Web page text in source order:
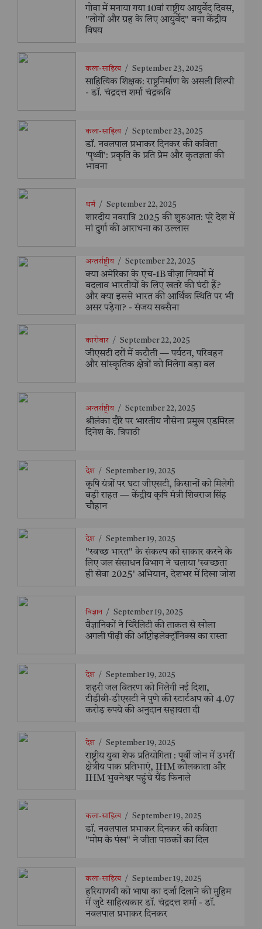
गोवा में मनाया गया 10वां राष्ट्रीय आयुर्वेद दिवस,
"लोगों और ग्रह के लिए आयुर्वेद" बना केंद्रीय
विषय
कला-साहित्य / September 23, 2025
साहित्यिक शिक्षक: राष्ट्रनिर्माण के असली शिल्पी
- डॉ. चंद्रदत्त शर्मा चंद्रकवि
कला-साहित्य / September 23, 2025
डॉ. नवलपाल प्रभाकर दिनकर की कविता
'पृथ्वी': प्रकृति के प्रति प्रेम और कृतज्ञता की
भावना
धर्म / September 22, 2025
शारदीय नवरात्रि 2025 की शुरुआत: पूरे देश में
मां दुर्गा की आराधना का उल्लास
अन्तर्राष्ट्रीय / September 22, 2025
क्या अमेरिका के एच-1B वीज़ा नियमों में
बदलाव भारतीयों के लिए खतरे की घंटी हैं?
और क्या इससे भारत की आर्थिक स्थिति पर भी
असर पड़ेगा? - संजय सक्सैना
कारोबार / September 22, 2025
जीएसटी दरों में कटौती — पर्यटन, परिवहन
और सांस्कृतिक क्षेत्रों को मिलेगा बड़ा बल
अन्तर्राष्ट्रीय / September 22, 2025
श्रीलंका दौरे पर भारतीय नौसेना प्रमुख एडमिरल
दिनेश के. त्रिपाठी
देश / September 19, 2025
कृषि यंत्रों पर घटा जीएसटी, किसानों को मिलेगी
बड़ी राहत — केंद्रीय कृषि मंत्री शिवराज सिंह
चौहान
देश / September 19, 2025
"स्वच्छ भारत" के संकल्प को साकार करने के
लिए जल संसाधन विभाग ने चलाया 'स्वच्छता
ही सेवा 2025' अभियान, देशभर में दिखा जोश
विज्ञान / September 19, 2025
वैज्ञानिकों ने चिरैलिटी की ताकत से खोला
अगली पीढ़ी की ऑप्टोइलेक्ट्रॉनिक्स का रास्ता
देश / September 19, 2025
शहरी जल वितरण को मिलेगी नई दिशा,
टीडीबी-डीएसटी ने पुणे की स्टार्टअप को 4.07
करोड़ रुपये की अनुदान सहायता दी
देश / September 19, 2025
राष्ट्रीय युवा शेफ प्रतियोगिता : पूर्वी जोन में उभरीं
क्षेत्रीय पाक प्रतिभाएं, IHM कोलकाता और
IHM भुवनेश्वर पहुंचे ग्रैंड फिनाले
कला-साहित्य / September 19, 2025
डॉ. नवलपाल प्रभाकर दिनकर की कविता
"मोम के पंख" ने जीता पाठकों का दिल
कला-साहित्य / September 19, 2025
हरियाणवी को भाषा का दर्जा दिलाने की मुहिम
में जुटे साहित्यकार डॉ. चंद्रदत्त शर्मा - डॉ.
नवलपाल प्रभाकर दिनकर